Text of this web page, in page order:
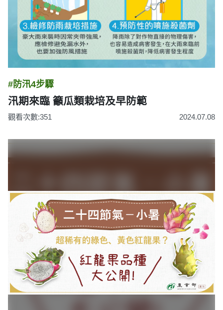
#防汛4步驟
汛期來臨 籲瓜類栽培及早防範
觀看次數:351 2024.07.08